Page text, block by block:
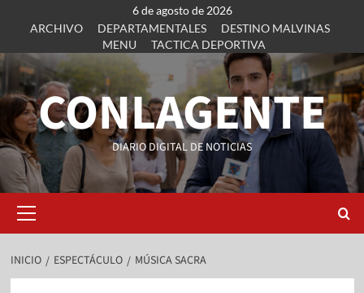
6 de agosto de 2026
ARCHIVO
DEPARTAMENTALES
DESTINO MALVINAS
MENU
TACTICA DEPORTIVA
CONLAGENTE
DIARIO DIGITAL DE NOTICIAS
INICIO ESPECTÁCULO MÚSICA SACRA